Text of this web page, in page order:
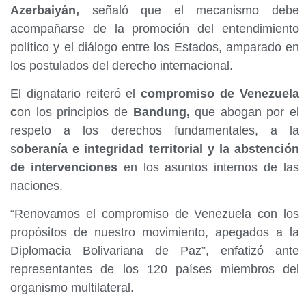
Azerbaiyán, señaló que el mecanismo debe
acompañarse de la promoción del entendimiento
político y el diálogo entre los Estados, amparado en
los postulados del derecho internacional.
El dignatario reiteró elcompromiso de Venezuela
con los principios de Bandung, que abogan por el
respeto a los derechos fundamentales, a la
soberanía e integridad territorial y la abstención
de intervencionesen los asuntos internos de las
naciones.
“Renovamos el compromiso de Venezuela con los
propósitos de nuestro movimiento, apegados a la
Diplomacia Bolivariana de Paz”, enfatizó ante
representantes de los 120 países miembros del
organismo multilateral.